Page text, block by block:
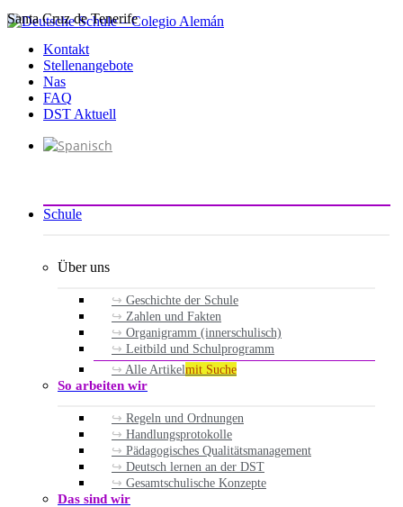
Zum
springen
Santa Cruz de Tenerife
Kontakt
Stellenangebote
Nas
FAQ
DST Aktuell
Schule
Über uns
Geschichte der Schule
Zahlen und Fakten
Organigramm (innerschulisch)
Leitbild und Schulprogramm
Alle Artikelmit Suche
So arbeiten wir
Regeln und Ordnungen
Handlungsprotokolle
Pädagogisches Qualitätsmanagement
Deutsch lernen an der DST
Gesamtschulische Konzepte
Das sind wir